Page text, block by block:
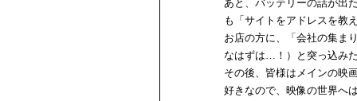
あと、バッテリーの話が出
も「サイトをアドレスを
お店の方に、「会社の集ま
なはずは…！）と突っ込み
その後、皆様はメインの映
好きなので、映像の世界へ